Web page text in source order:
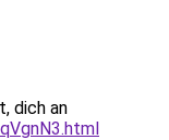
dich an